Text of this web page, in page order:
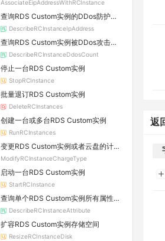
AssociateEipAddressWithRCInstance
查询RDS Custom实例的DDos防护信息及所属原生防护实例的详情
DescribeRCInstanceIpAddress
查询RDS Custom实例被DDos攻击的数量
DescribeRCInstanceDdosCount
停止一台RDS Custom实例
StopRCInstance
批量退订RDS Custom实例
DeleteRCInstances
创建一台或多台RDS Custom实例
RunRCInstances
变更RDS Custom实例或者云盘的计费方式
ModifyRCInstanceChargeType
启动一台RDS Custom实例
StartRCInstance
查询单个RDS Custom实例所有属性信息
DescribeRCInstanceAttribute
扩容RDS Custom实例存储空间
ResizeRCInstanceDisk
返